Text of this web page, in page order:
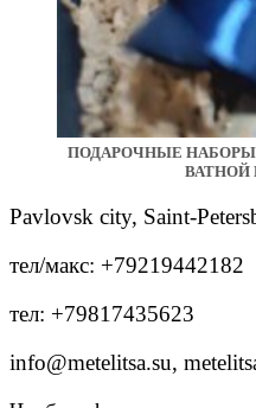
ПОДАРОЧНЫЕ
ВАТНОЙ
Pavlovsk city, Saint-
тел/макс: +79219442182
тел: +79817435623
info@metelitsa.su,